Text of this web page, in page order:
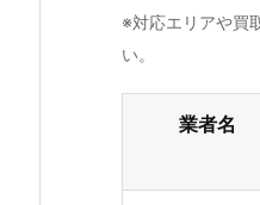
※対応エリアや買
い。
業者名